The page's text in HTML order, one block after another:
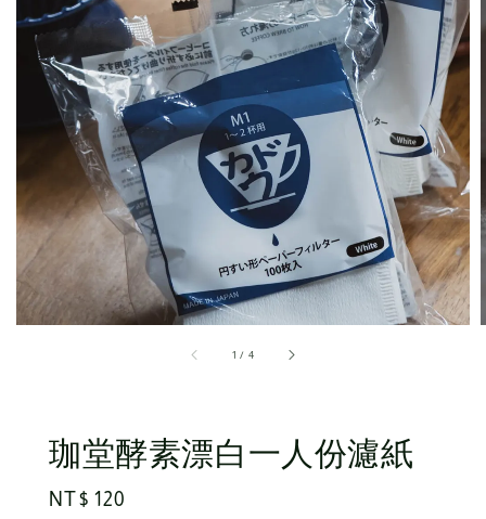
1 / 4
珈堂酵素漂白一人份濾紙
Regular
NT$ 120